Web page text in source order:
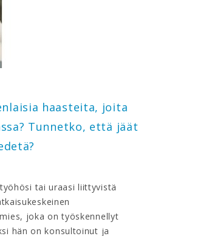
haasteita, joita
Tunnetko, että jäät
tai uraasi liittyvistä
joka on työskennellyt
hän on konsultoinut ja